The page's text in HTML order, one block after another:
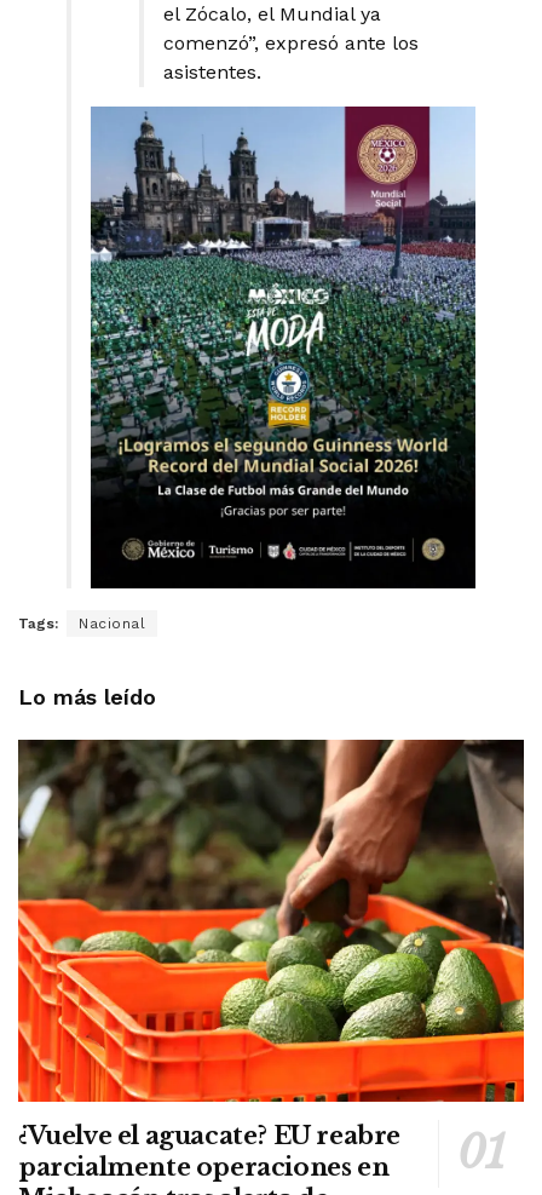
el Zócalo, el Mundial ya
comenzó”, expresó ante los
asistentes.
Tags: Nacional
Lo más leído
¿Vuelve el aguacate? EU reabre
parcialmente operaciones en